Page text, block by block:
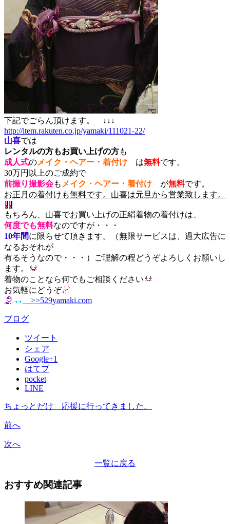
下記でごらん頂けます。 ↓↓↓
http://item.rakuten.co.jp/yamaki/111021-22/
山喜では
レンタルの方もお買い上げの方も
成人式のメイク・ヘアー・着付け は無料です。
30万円以上のご成約で
前撮り撮影会も メイク・ヘアー・着付け が無料です。
お正月の着付けも無料です。山喜は元旦から営業致します。
もちろん、山喜でお買い上げの正絹着物の着付けは、
何度でも無料なのですが・・・
10年間に限らせて頂きます。（無限サービスは、過大広告に
なるおそれが
有るそうなので・・・）ご理解の程どうぞよろしくお願いし
ます。
着物のことなら何でもご相談ください
お気軽にどうぞ
>>529yamaki.com
ブログ
ツイート
シェア
Google+1
はてブ
pocket
LINE
ちょっとだけ 応援に行ってきました。
前へ
次へ
一覧に戻る
おすすめ関連記事